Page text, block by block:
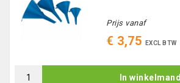
Prijs vanaf
€ 3,75 EXCL BTW
In winkelmand